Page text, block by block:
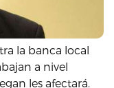
la banca local
a nivel
les afectará.